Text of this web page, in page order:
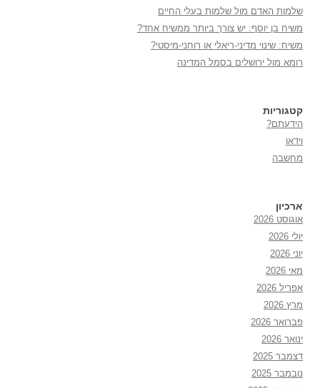
שלמות האדם מול שלמות בעלי החיים
משיח בן יוסף: יש צורך ביותר ממשיח אחד?
משיח: שינוי מדיני-ריאלי או רוחני-מיסטי?
רומא מול ירושלים בסמל המדינה
קטגוריות
הידעתם?
וידאו
מחשבה
ארכיון
אוגוסט 2026
יולי 2026
יוני 2026
מאי 2026
אפריל 2026
מרץ 2026
פברואר 2026
ינואר 2026
דצמבר 2025
נובמבר 2025